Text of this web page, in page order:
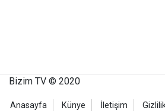
Bizim TV © 2020
Anasayfa Künye İletişim